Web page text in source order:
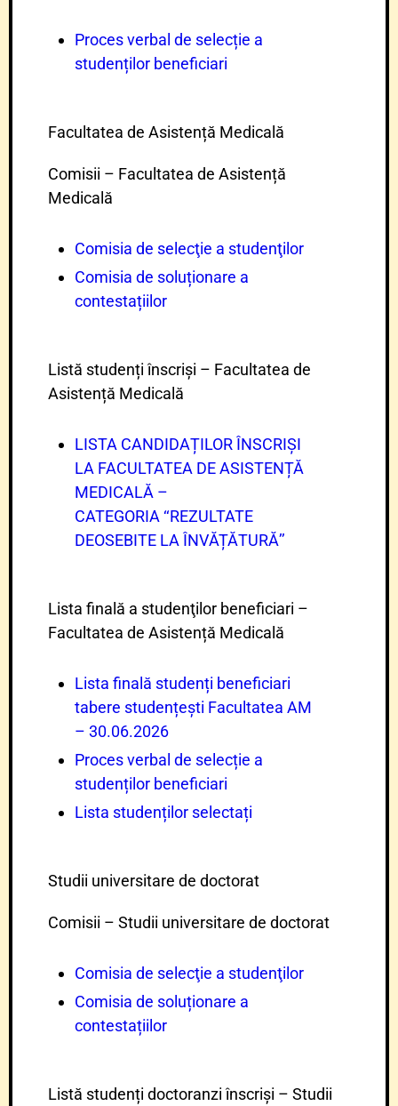
Proces verbal de selecție a
studenților beneficiari
Facultatea de Asistență Medicală
Comisii – Facultatea de Asistență
Medicală
Comisia de selecţie a studenţilor
Comisia de soluționare a
contestațiilor
Listă studenți înscriși – Facultatea de
Asistență Medicală
LISTA CANDIDAȚILOR ÎNSCRIȘI
LA FACULTATEA DE ASISTENȚĂ
MEDICALĂ –
CATEGORIA ‘‘REZULTATE
DEOSEBITE LA ÎNVĂȚĂTURĂ’’
Lista finală a studenţilor beneficiari –
Facultatea de Asistență Medicală
Lista finală studenți beneficiari
tabere studențești Facultatea AM
– 30.06.2026
Proces verbal de selecție a
studenților beneficiari
Lista studenților selectați
Studii universitare de doctorat
Comisii – Studii universitare de doctorat
Comisia de selecţie a studenţilor
Comisia de soluționare a
contestațiilor
Listă studenți doctoranzi înscriși – Studii